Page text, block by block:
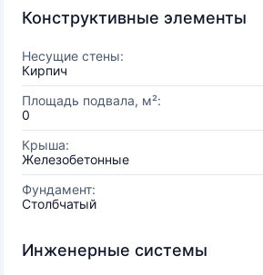
Конструктивные элементы
Несущие стены:
Кирпич
Площадь подвала, м²:
0
Крыша:
Железобетонные
Фундамент:
Столбчатый
Инженерные системы